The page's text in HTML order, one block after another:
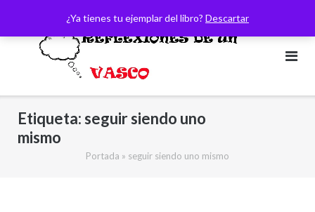
¿Ya tienes tu ejemplar del libro? Descartar
contenido
Etiqueta:seguir siendo uno
mismo
Portada » seguir siendo uno mismo